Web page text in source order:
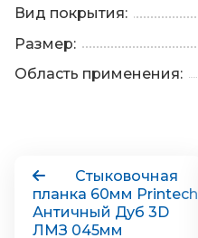
Вид покрытия:
Размер:
Область применения:
Стыковочная
планка 60мм Printech
Античный Дуб 3D
ЛМЗ 045мм